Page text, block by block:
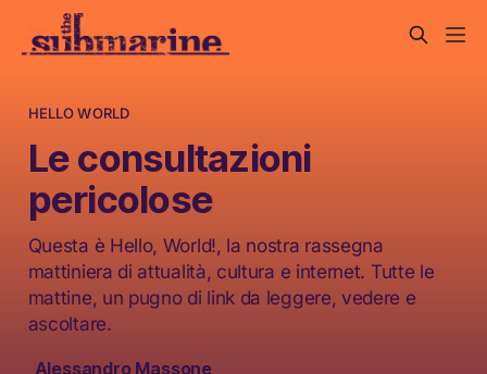
HELLO WORLD
Le consultazioni
pericolose
Questa è Hello, World!, la nostra rassegna
mattiniera di attualità, cultura e internet. Tutte le
mattine, un pugno di link da leggere, vedere e
ascoltare.
Alessandro Massone